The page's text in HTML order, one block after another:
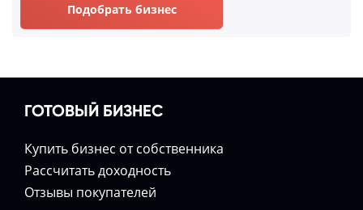
Подобрать бизнес
ГОТОВЫЙ БИЗНЕС
Купить бизнес от собственника
Расcчитать доходность
Отзывы покупателей